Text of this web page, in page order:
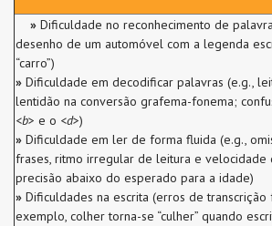
» Dificuldade no reconhecimento de
desenho de um automóvel com a legenda
“carro”)
» Dificuldade em decodificar palavras (e.g.,
lentidão na conversão grafema-fonema;
<b> e o <d>)
» Dificuldade em ler de forma fluida (e.g.,
frases, ritmo irregular de leitura e velocidade
precisão abaixo do esperado para a idade)
» Dificuldades na escrita (erros de
exemplo, colher torna-se “culher” quando